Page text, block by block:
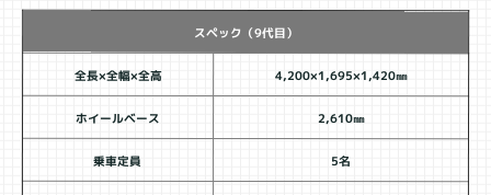
スペック（9代目）
全長×全幅×全高 4,200×1,695×1,420㎜
ホイールベース 2,610㎜
乗車定員 5名